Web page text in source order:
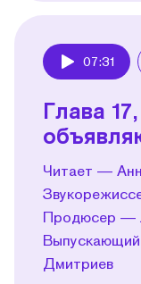
07:31
Глава
Читает —
Продюсер —
Дмитриев